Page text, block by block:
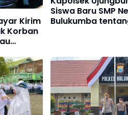
Kirim
Korban
Siswa Baru SMP
Bulukumba